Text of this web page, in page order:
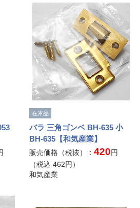
在庫品
バラ 三角ゴンベ BH-635 小
BH-635【和気産業】
販売価格（税抜）：420円
（税込462円）
和気産業